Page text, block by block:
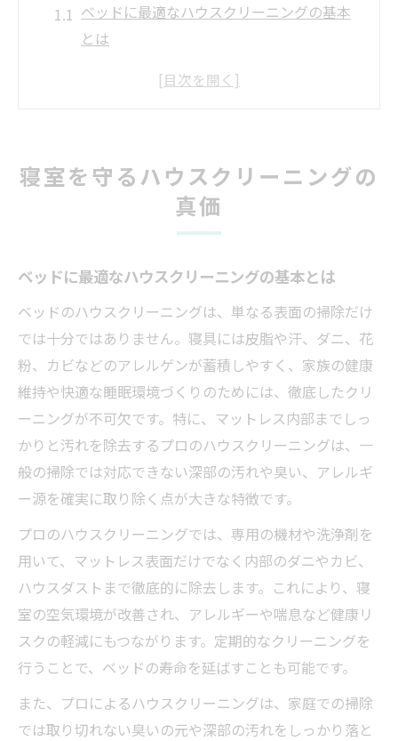
ベッドに最適なハウスクリーニングの基本
とは
マットレスの内部汚れを防ぐポイントを解
業者選びで失敗しないハウスクリーニング
ベッド マットレス クリーニングの違いを知
ろう
ハウスクリーニングで快眠環境を整える手
マットレスクリーニング業者の選び方ガイ
ド
ベッドのアレルゲン除去に有効な清掃方法
マットレス クリーニング料金の目安と比較
法
自宅でできるベッド クリーニングのコツを
紹介
ダニやアレルゲン徹底除去の裏ワザを解説
ハウスクリーニングでダニ対策を徹底する
方法
ベッド マットレス クリーニングの効果とは
出張サービスで手軽にアレルゲン除去を実
現
寝室を守るハウスクリーニングの
真価
ベッドに最適なハウスクリーニングの基本とは
ベッドのハウスクリーニングは、単なる表面の掃除だけ
では十分ではありません。寝具には皮脂や汗、ダニ、花
粉、カビなどのアレルゲンが蓄積しやすく、家族の健康
維持や快適な睡眠環境づくりのためには、徹底したクリ
ーニングが不可欠です。特に、マットレス内部までしっ
かりと汚れを除去するプロのハウスクリーニングは、一
般の掃除では対応できない深部の汚れや臭い、アレルギ
ー源を確実に取り除く点が大きな特徴です。
プロのハウスクリーニングでは、専用の機材や洗浄剤を
用いて、マットレス表面だけでなく内部のダニやカビ、
ハウスダストまで徹底的に除去します。これにより、寝
室の空気環境が改善され、アレルギーや喘息など健康リ
スクの軽減にもつながります。定期的なクリーニングを
行うことで、ベッドの寿命を延ばすことも可能です。
また、プロによるハウスクリーニングは、家庭での掃除
では取り切れない臭いの元や深部の汚れをしっかり落と